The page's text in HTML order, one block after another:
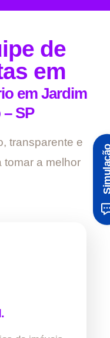
de
em
em Jardim
SP
transparente e
tomar a melhor